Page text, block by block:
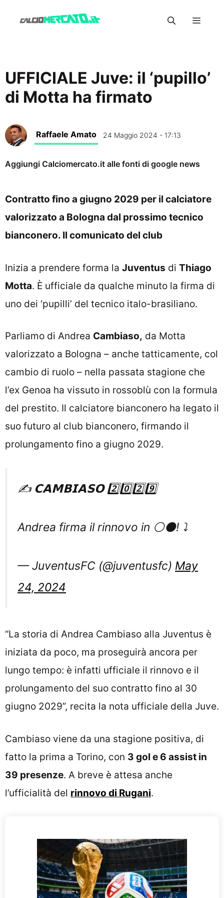
Menu
UFFICIALE Juve: il ‘pupillo’
di Motta ha firmato
Raffaele Amato 24 Maggio 2024 - 17:13
Aggiungi Calciomercato.it alle fonti di google news
Contratto fino a giugno 2029 per il calciatore
valorizzato a Bologna dal prossimo tecnico
bianconero. Il comunicato del club
Inizia a prendere forma la Juventus di Thiago
Motta. È ufficiale da qualche minuto la firma di
uno dei ‘pupilli’ del tecnico italo-brasiliano.
Parliamo di Andrea Cambiaso, da Motta
valorizzato a Bologna – anche tatticamente, col
cambio di ruolo – nella passata stagione che
l’ex Genoa ha vissuto in rossoblù con la formula
del prestito. Il calciatore bianconero ha legato il
suo futuro al club bianconero, firmando il
prolungamento fino a giugno 2029.
✍️ 𝗖𝗔𝗠𝗕𝗜𝗔𝗦𝗢 2️⃣0️⃣2️⃣9️⃣
Andrea firma il rinnovo in ⚪⚫! ⤵️
— JuventusFC (@juventusfc) May
24, 2024
“La storia di Andrea Cambiaso alla Juventus è
iniziata da poco, ma proseguirà ancora per
lungo tempo: è infatti ufficiale il rinnovo e il
prolungamento del suo contratto fino al 30
giugno 2029”, recita la nota ufficiale della Juve.
Cambiaso viene da una stagione positiva, di
fatto la prima a Torino, con 3 gol e 6 assist in
39 presenze. A breve è attesa anche
l’ufficialità del rinnovo di Rugani.